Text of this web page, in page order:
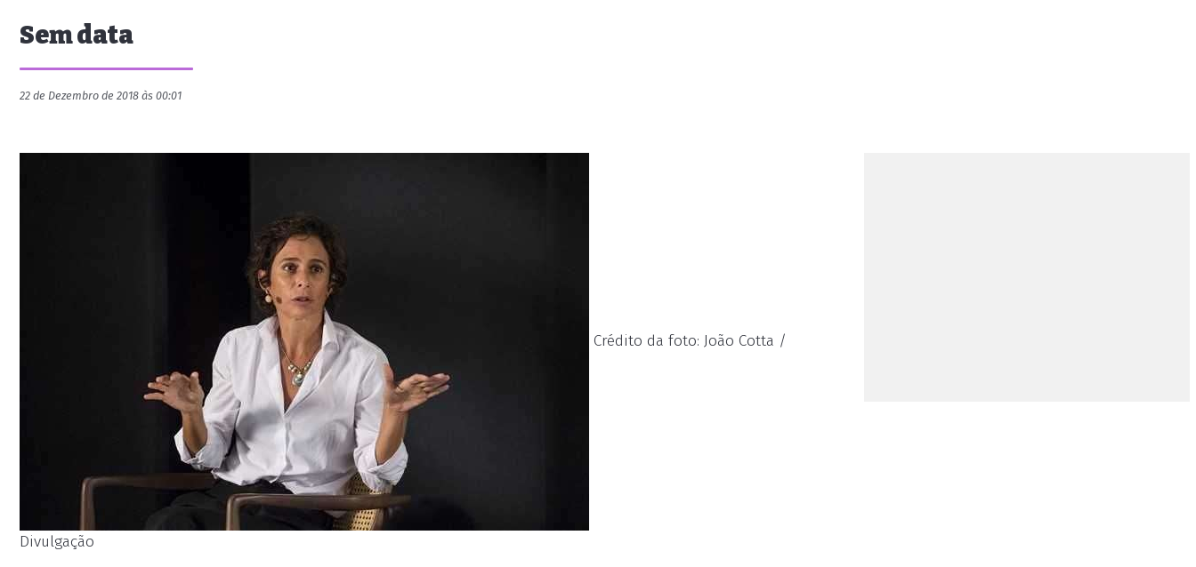
Sem data
22 de Dezembro de 2018 às 00:01
Crédito da foto: João Cotta /
Divulgação